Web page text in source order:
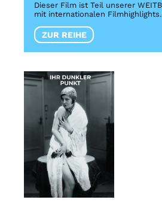
Dieser Film ist Teil unserer
mit internationalen Filmhighlights.
ZUR REIHE